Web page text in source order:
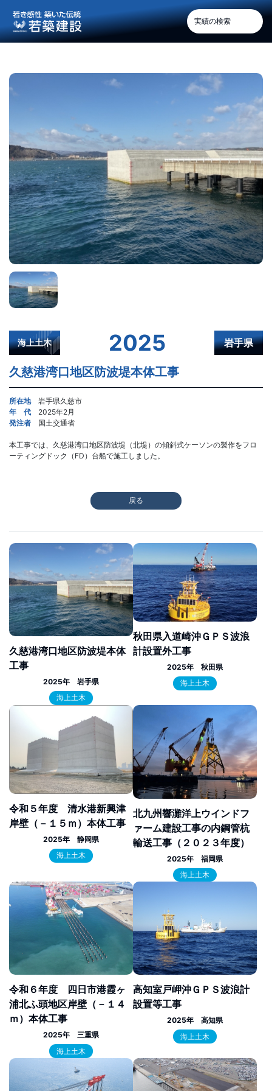
海上土木 2025 岩手県
久慈港湾口地区防波堤本体工事
所在地
岩手県久慈市
年 代
2025年2月
発注者
国土交通省
本工事では、久慈港湾口地区防波堤（北堤）の傾斜式ケーソンの製作をフロ
ーティングドック（FD）台船で施工しました。
戻る
久慈港湾口地区防波堤本体
工事
2025年 岩手県
海上土木
秋田県入道崎沖ＧＰＳ波浪
計設置外工事
2025年 秋田県
海上土木
令和５年度 清水港新興津
岸壁（－１５ｍ）本体工事
2025年 静岡県
海上土木
北九州響灘洋上ウインドフ
ァーム建設工事の内鋼管杭
輸送工事（２０２３年度）
2025年 福岡県
海上土木
令和６年度 四日市港霞ヶ
浦北ふ頭地区岸壁（－１４
ｍ）本体工事
2025年 三重県
海上土木
高知室戸岬沖ＧＰＳ波浪計
設置等工事
2025年 高知県
海上土木